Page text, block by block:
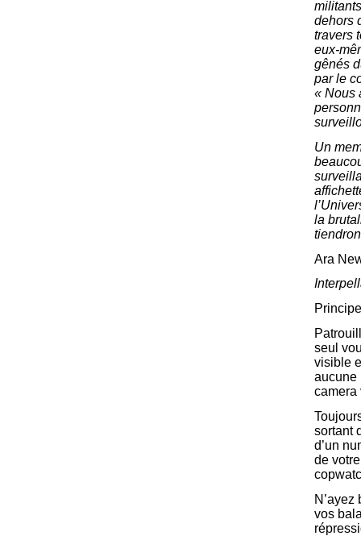
dehors
travers
eux-
gênés
par le
« Nous
Un
la
Ara
seul
visible
aucune
camera
sortant
d’un
de
vos